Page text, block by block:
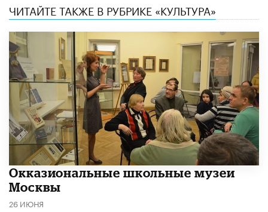
ЧИТАЙТЕ ТАКЖЕ В РУБРИКЕ «КУЛЬТУРА»
​Окказиональные школьные музеи
Москвы
26 ИЮНЯ